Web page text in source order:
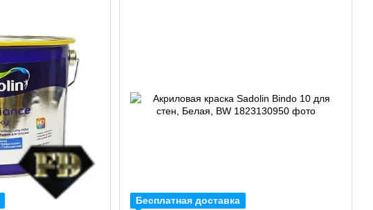
Бесплатная доставка